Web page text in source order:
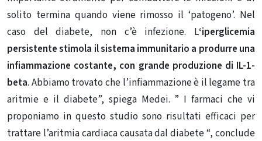
solito termina quando viene rimosso il ‘patogeno’. Nel
caso del diabete, non c’è infezione. L‘iperglicemia
persistente stimola il sistema immunitario a produrre una
infiammazione costante, con grande produzione di IL-1-
beta. Abbiamo trovato che l’infiammazione è il legame tra
aritmie e il diabete”, spiega Medei. ” I farmaci che vi
proponiamo in questo studio sono risultati efficaci per
trattare l’aritmia cardiaca causata dal diabete “, conclude